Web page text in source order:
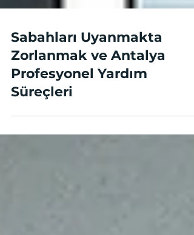
Sabahları Uyanmakta
Zorlanmak ve Antalya
Profesyonel Yardım
Süreçleri